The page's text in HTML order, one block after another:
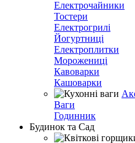
Електрочайники
Тостери
Електрогрилі
Йогуртниці
Електроплитки
Морожениці
Кавоварки
Кашоварки
Ваги
Годинник
Будинок та Сад